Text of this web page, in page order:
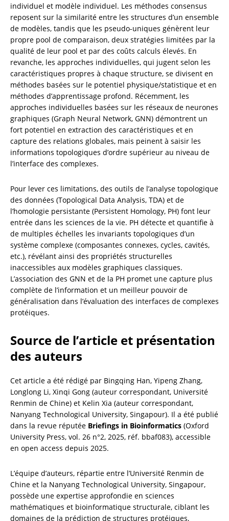
individuel et modèle individuel. Les méthodes consensus
reposent sur la similarité entre les structures d’un ensemble
de modèles, tandis que les pseudo-uniques génèrent leur
propre pool de comparaison, deux stratégies limitées par la
qualité de leur pool et par des coûts calculs élevés. En
revanche, les approches individuelles, qui jugent selon les
caractéristiques propres à chaque structure, se divisent en
méthodes basées sur le potentiel physique/statistique et en
méthodes d’apprentissage profond. Récemment, les
approches individuelles basées sur les réseaux de neurones
graphiques (Graph Neural Network, GNN) démontrent un
fort potentiel en extraction des caractéristiques et en
capture des relations globales, mais peinent à saisir les
informations topologiques d’ordre supérieur au niveau de
l’interface des complexes.
Pour lever ces limitations, des outils de l’analyse topologique
des données (Topological Data Analysis, TDA) et de
l’homologie persistante (Persistent Homology, PH) font leur
entrée dans les sciences de la vie. PH détecte et quantifie à
de multiples échelles les invariants topologiques d’un
système complexe (composantes connexes, cycles, cavités,
etc.), révélant ainsi des propriétés structurelles
inaccessibles aux modèles graphiques classiques.
L’association des GNN et de la PH promet une capture plus
complète de l’information et un meilleur pouvoir de
généralisation dans l’évaluation des interfaces de complexes
protéiques.
Source de l’article et présentation
des auteurs
Cet article a été rédigé par Bingqing Han, Yipeng Zhang,
Longlong Li, Xinqi Gong (auteur correspondant, Université
Renmin de Chine) et Kelin Xia (auteur correspondant,
Nanyang Technological University, Singapour). Il a été publié
dans la revue réputée Briefings in Bioinformatics (Oxford
University Press, vol. 26 n°2, 2025, réf. bbaf083), accessible
en open access depuis 2025.
L’équipe d’auteurs, répartie entre l’Université Renmin de
Chine et la Nanyang Technological University, Singapour,
possède une expertise approfondie en sciences
mathématiques et bioinformatique structurale, ciblant les
domaines de la prédiction de structures protéiques,